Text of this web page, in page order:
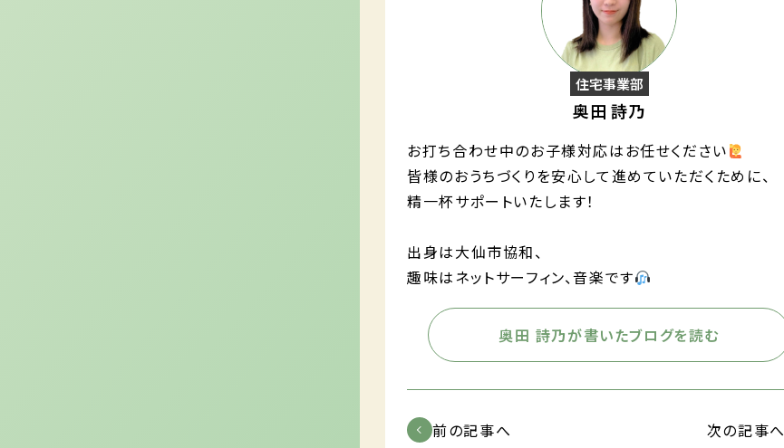
住宅事業部
奥田 詩乃
お打ち合わせ中のお子様対応はお任せください
皆様のおうちづくりを安心して進めていただくために、
精一杯サポートいたします！
出身は大仙市協和、
趣味はネットサーフィン、音楽です
奥田 詩乃が書いたブログを読む
前の記事へ 次の記事へ